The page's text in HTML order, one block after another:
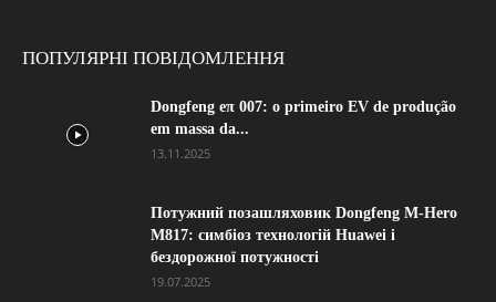
ПОПУЛЯРНІ ПОВІДОМЛЕННЯ
Dongfeng eπ 007: o primeiro EV de produção
em massa da...
13.11.2025
Потужний позашляховик Dongfeng M-Hero
M817: симбіоз технологій Huawei і
бездорожної потужності
19.07.2025